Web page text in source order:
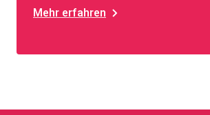
Mehr erfahren